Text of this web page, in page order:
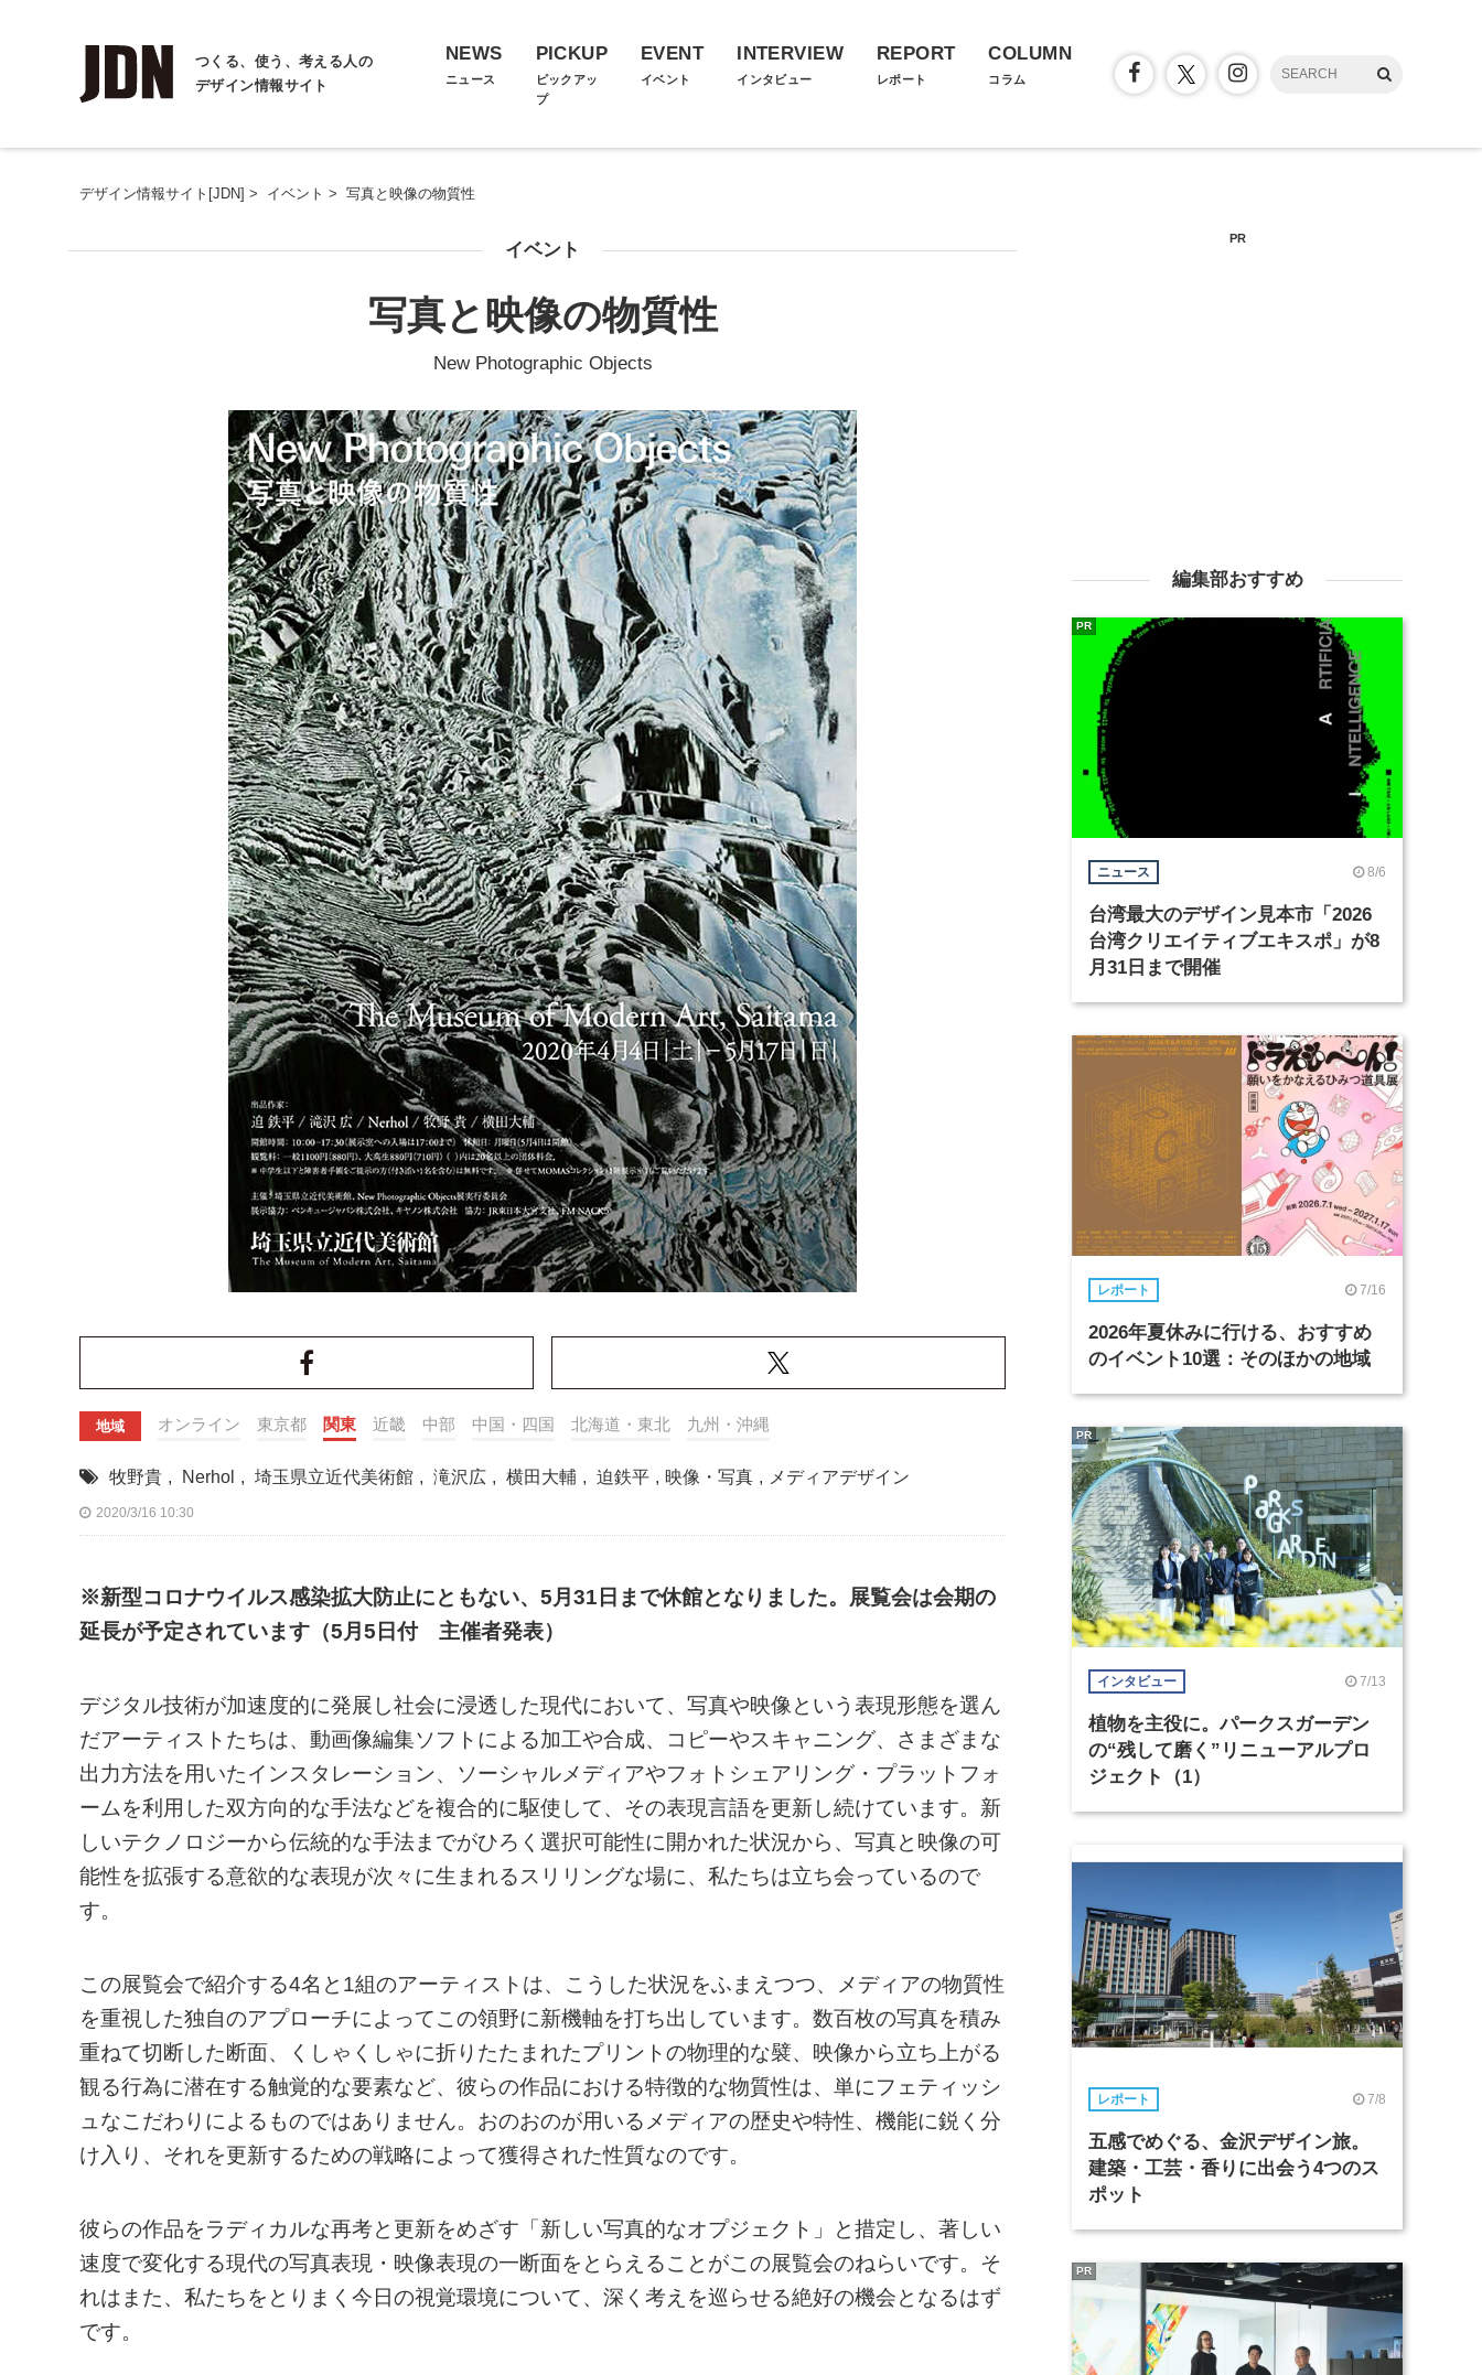
つくる、使う、考える人の
デザイン情報サイト
NEWS
ニュース
PICKUP
ピックアッ
プ
EVENT
イベント
INTERVIEW
インタビュー
REPORT
レポート
COLUMN
コラム
デザイン情報サイト[JDN] > イベント > 写真と映像の物質性
イベント
写真と映像の物質性
New Photographic Objects
地域 オンライン 東京都 関東 近畿 中部 中国・四国 北海道・東北 九州・沖縄
牧野貴 , Nerhol , 埼玉県立近代美術館 , 滝沢広 , 横田大輔 , 迫鉄平 , 映像・写真 , メディアデザイン
2020/3/16 10:30
※新型コロナウイルス感染拡大防止にともない、5月31日まで休館となりました。展覧会は会期の
延長が予定されています（5月5日付 主催者発表）
デジタル技術が加速度的に発展し社会に浸透した現代において、写真や映像という表現形態を選ん
だアーティストたちは、動画像編集ソフトによる加工や合成、コピーやスキャニング、さまざまな
出力方法を用いたインスタレーション、ソーシャルメディアやフォトシェアリング・プラットフォ
ームを利用した双方向的な手法などを複合的に駆使して、その表現言語を更新し続けています。新
しいテクノロジーから伝統的な手法までがひろく選択可能性に開かれた状況から、写真と映像の可
能性を拡張する意欲的な表現が次々に生まれるスリリングな場に、私たちは立ち会っているので
す。
この展覧会で紹介する4名と1組のアーティストは、こうした状況をふまえつつ、メディアの物質性
を重視した独自のアプローチによってこの領野に新機軸を打ち出しています。数百枚の写真を積み
重ねて切断した断面、くしゃくしゃに折りたたまれたプリントの物理的な襞、映像から立ち上がる
観る行為に潜在する触覚的な要素など、彼らの作品における特徴的な物質性は、単にフェティッシ
ュなこだわりによるものではありません。おのおのが用いるメディアの歴史や特性、機能に鋭く分
け入り、それを更新するための戦略によって獲得された性質なのです。
彼らの作品をラディカルな再考と更新をめざす「新しい写真的なオプジェクト」と措定し、著しい
速度で変化する現代の写真表現・映像表現の一断面をとらえることがこの展覧会のねらいです。そ
れはまた、私たちをとりまく今日の視覚環境について、深く考えを巡らせる絶好の機会となるはず
です。
PR
編集部おすすめ
ニュース 8/6
台湾最大のデザイン見本市「2026
台湾クリエイティブエキスポ」が8
月31日まで開催
PR
レポート 7/16
2026年夏休みに行ける、おすすめ
のイベント10選：そのほかの地域
インタビュー 7/13
植物を主役に。パークスガーデン
の“残して磨く”リニューアルプロ
ジェクト（1）
PR
レポート 7/8
五感でめぐる、金沢デザイン旅。
建築・工芸・香りに出会う4つのス
ポット
PR